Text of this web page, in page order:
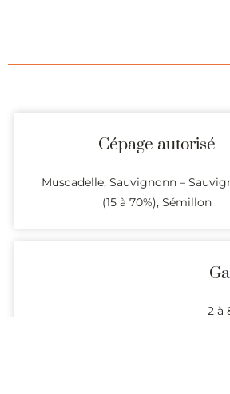
Cépage autorisé
Muscadelle, Sauvignonn –
(15 à 70%), Sémillon
2 à